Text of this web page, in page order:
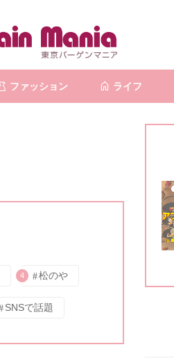
ファッション ライフ
4 松のや
SNSで話題